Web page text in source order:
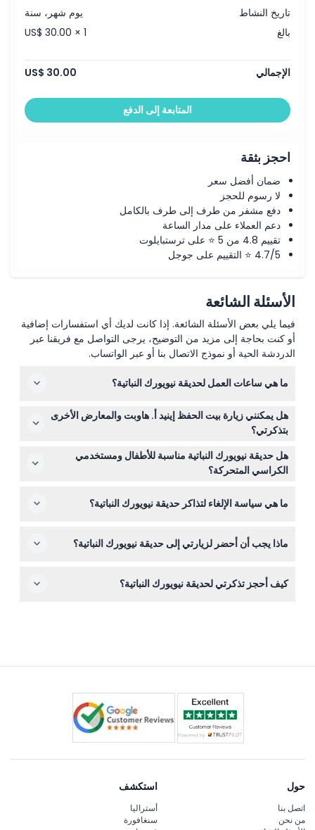
تاريخ النشاط
يوم شهر، سنة
بالغ
US$ 30.00 × 1
الإجمالي US$ 30.00
المتابعة إلى الدفع
احجز بثقة
ضمان أفضل سعر
لا رسوم للحجز
دفع مشفر من طرف إلى طرف بالكامل
دعم العملاء على مدار الساعة
تقييم 4.8 من 5 ⭐ على ترستبايلوت
4.7/5 ⭐ التقييم على جوجل
الأسئلة الشائعة
فيما يلي بعض الأسئلة الشائعة. إذا كانت لديك أي استفسارات إضافية
أو كنت بحاجة إلى مزيد من التوضيح، يرجى التواصل مع فريقنا عبر
الدردشة الحية أو نموذج الاتصال بنا أو عبر الواتساب.
ما هي ساعات العمل لحديقة نيويورك النباتية؟
حديقة نيويورك النباتية مفتوحة من الثلاثاء إلى الأحد من الساعة
10 صباحًا حتى 6 مساءً. وهي مغلقة أيام الإثنين باستثناء بعض
العطلات المحددة (قد تتغير — يرجى التأكد وقت الحجز).
هل يمكنني زيارة بيت الحفظ إينيد أ. هاوبت والمعارض الأخرى
بتذكرتي؟
نعم، تذكرتك تشمل الدخول إلى بيت الحفظ إينيد أ. هاوبت، جولة
الترام، معرض زهور فان جوخ، وحديقة مغامرات الأطفال
إيفريت.
هل حديقة نيويورك النباتية مناسبة للأطفال ومستخدمي
الكراسي المتحركة؟
والأطفال من عمر 3 سنوات فأكثر مرحب بهم. يرجى الملاحظة
ما هي سياسة الإلغاء لتذاكر حديقة نيويورك النباتية؟
التذاكر في التاريخ والوقت المحجوزين.
ماذا يجب أن أحضر لزيارتي إلى حديقة نيويورك النباتية؟
فدانًا وتحقق من حالة الطقس للملبس المناسب. يُنصح أيضًا
كيف أحجز تذكرتي لحديقة نيويورك النباتية؟
حول
اتصل بنا
من نحن
استكشف
أستراليا
سنغافورة